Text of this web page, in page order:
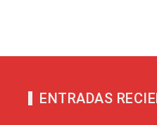
ENTRADAS